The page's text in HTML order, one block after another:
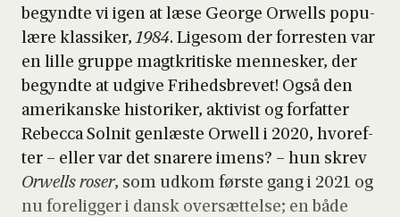
begynd­te vi igen at læse Geor­ge Orwells popu­
læ­re klas­si­ker,1984. Lige­som der for­re­sten var
en lil­le grup­pe magt­kri­ti­ske men­ne­sker, der
begynd­te at udgi­ve Fri­heds­bre­vet! Også den
ame­ri­kan­ske histo­ri­ker, akti­vist og for­fat­ter
Rebec­ca Sol­nit gen­læ­ste Orwell i 2020, hvor­ef­
ter – eller var det sna­re­re imens? – hun skrev
Orwells roser, som udkom før­ste gang i 2021 og
nu fore­lig­ger i dansk over­sæt­tel­se; en både